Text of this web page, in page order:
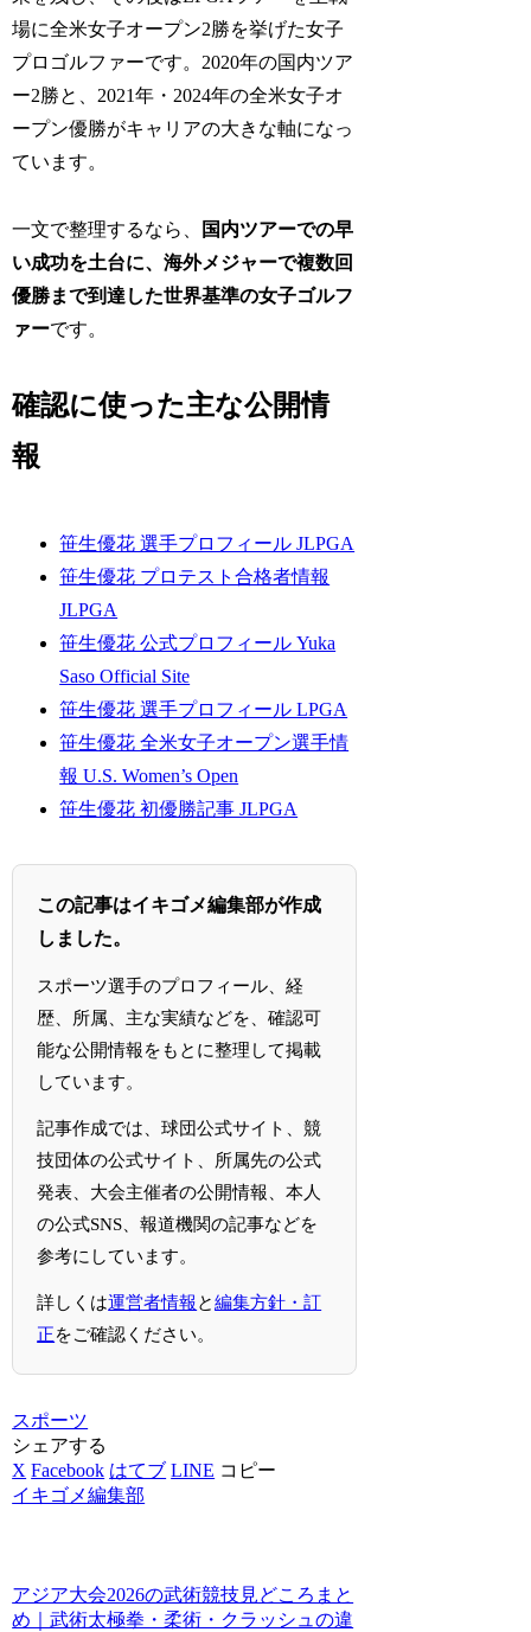
場に全米女子オープン2勝を挙げた女子
プロゴルファーです。2020年の国内ツア
ー2勝と、2021年・2024年の全米女子オ
ープン優勝がキャリアの大きな軸になっ
ています。
一文で整理するなら、
国内ツアーでの早
い成功を土台に、海外メジャーで複数回
優勝まで到達した世界基準の女子ゴルフ
ァーです。
確認に使った主な公開情
報
笹生優花 選手プロフィール JLPGA
笹生優花 プロテスト合格者情報
JLPGA
笹生優花 公式プロフィール Yuka
Saso Official Site
笹生優花 選手プロフィール LPGA
笹生優花 全米女子オープン選手情
報 U.S. Women’s Open
笹生優花 初優勝記事 JLPGA
この記事はイキゴメ編集部が作成
しました。
スポーツ選手のプロフィール、経
歴、所属、主な実績などを、確認可
能な公開情報をもとに整理して掲載
しています。
記事作成では、球団公式サイト、競
技団体の公式サイト、所属先の公式
発表、大会主催者の公開情報、本人
の公式SNS、報道機関の記事などを
参考にしています。
詳しくは運営者情報と編集方針・訂
正をご確認ください。
スポーツ
シェアする
X Facebook はてブ LINE コピー
イキゴメ編集部
アジア大会2026の武術競技見どころまと
め｜武術太極拳・柔術・クラッシュの違